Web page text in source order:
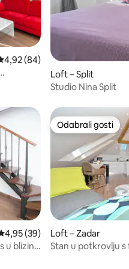
ocjena: 4,92/5,
4,92 (84)
Loft – Split
Studio Nina Split
ocjena: 4,95/5,
4,95 (39)
u blizini
Odabrali gosti
Odabrali gosti
Loft – Zadar
Stan u potkrovlju